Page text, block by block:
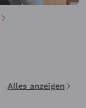
Alles anzeigen